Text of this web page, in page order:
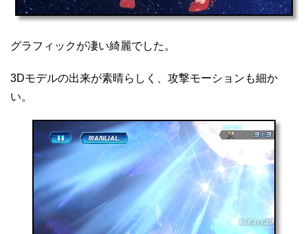
グラフィックが凄い綺麗でした。
3Dモデルの出来が素晴らしく、攻撃モーションも細か
い。